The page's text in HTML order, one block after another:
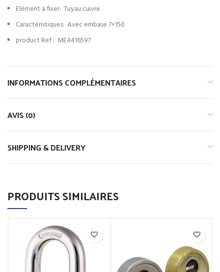
Elément à fixer: Tuyau cuivre
Caractéristiques: Avec embase 7×150
product Ref : ME4416597
INFORMATIONS COMPLÉMENTAIRES
AVIS (0)
SHIPPING & DELIVERY
PRODUITS SIMILAIRES